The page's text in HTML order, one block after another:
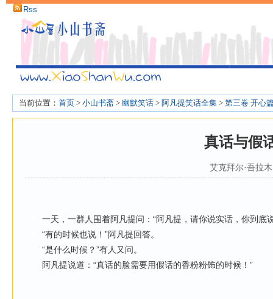
Rss
当前位置： 首页 > 小山书斋 > 幽默笑话 > 阿凡提笑话全集 > 第三卷 开心
真话与假
艾克拜尔·吾拉木
一天，一群人围着阿凡提问：“阿凡提，请你说实话，你到底
“有的时候也说！”阿凡提回答。
“是什么时候？”有人又问。
阿凡提说道：“真话的脸需要用假话的香粉粉饰的时候！”